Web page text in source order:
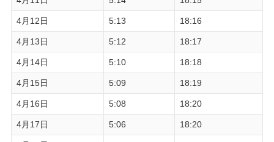
4月12日 5:13 18:16
4月13日 5:12 18:17
4月14日 5:10 18:18
4月15日 5:09 18:19
4月16日 5:08 18:20
4月17日 5:06 18:20